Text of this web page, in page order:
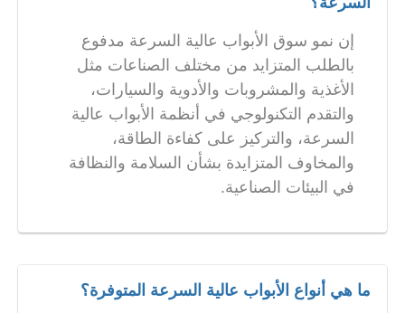
إن نمو سوق الأبواب عالية السرعة مدفوع
بالطلب المتزايد من مختلف الصناعات مثل
الأغذية والمشروبات والأدوية والسيارات،
والتقدم التكنولوجي في أنظمة الأبواب عالية
السرعة، والتركيز على كفاءة الطاقة،
والمخاوف المتزايدة بشأن السلامة والنظافة
في البيئات الصناعية.
ما هي أنواع الأبواب عالية السرعة المتوفرة؟